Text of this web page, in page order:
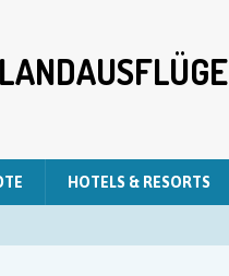
HOTELS & RESORTS